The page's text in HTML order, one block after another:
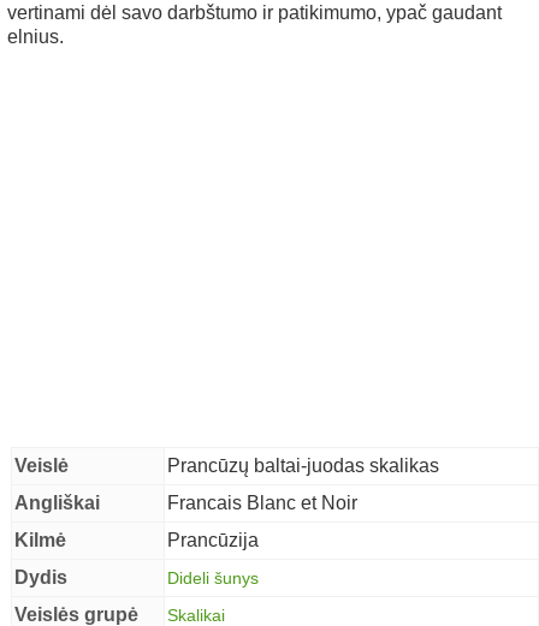
vertinami dėl savo darbštumo ir patikimumo, ypač gaudant
elnius.
Veislė
Prancūzų baltai-juodas skalikas
Angliškai
Francais Blanc et Noir
Kilmė
Prancūzija
Dydis
Dideli šunys
Veislės grupė Skalikai